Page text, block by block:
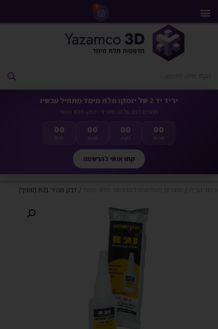
0
יריד יד 2 של יזמקו תלת מימד מתחיל עכשיו
מחכים לכם על גג משרדי יזמקו תלת מימד
00
ימים
00
שעות
00
דקות
00
שניות
קחו אותי להרשמה
/ / דבק מהיר R21 (סמיך)